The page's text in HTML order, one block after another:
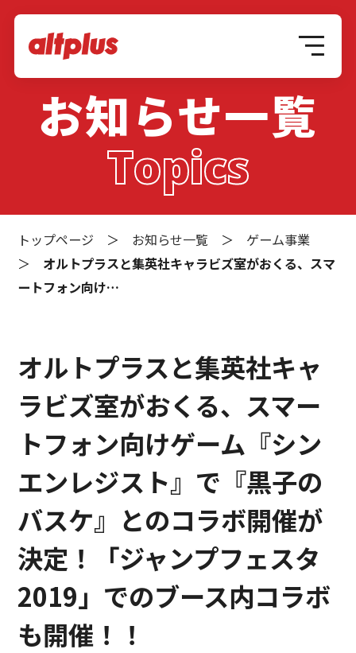
お知らせ一覧
Topics
トップページ ＞ お知らせ一覧 ＞ ゲーム事業
＞ オルトプラスと集英社キャラビズ室がおくる、スマ
ートフォン向け…
オルトプラスと集英社キャ
ラビズ室がおくる、スマー
トフォン向けゲーム『シン
エンレジスト』で『黒子の
バスケ』とのコラボ開催が
決定！「ジャンプフェスタ
2019」でのブース内コラボ
も開催！！